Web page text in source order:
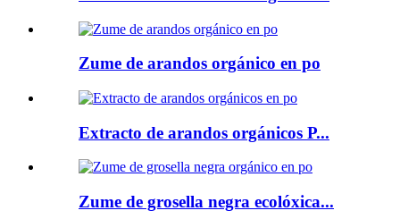
Zume de arandos orgánico en po
Extracto de arandos orgánicos P...
Zume de grosella negra ecolóxica...